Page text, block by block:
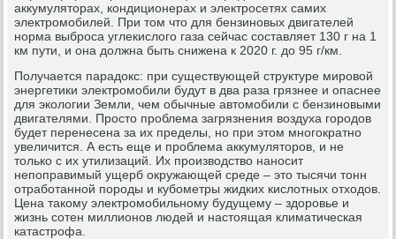
аккумуляторах, кондиционерах и электросетях самих
электромобилей. При том что для бензиновых двигателей
норма выброса углекислого газа сейчас составляет 130 г на 1
км пути, и она должна быть снижена к 2020 г. до 95 г/км.
Получается парадокс: при существующей структуре мировой
энергетики электромобили будут в два раза грязнее и опаснее
для экологии Земли, чем обычные автомобили с бензиновыми
двигателями. Просто проблема загрязнения воздуха городов
будет перенесена за их пределы, но при этом многократно
увеличится. А есть еще и проблема аккумуляторов, и не
только с их утилизаций. Их производство наносит
непоправимый ущерб окружающей среде – это тысячи тонн
отработанной породы и кубометры жидких кислотных отходов.
Цена такому электромобильному будущему – здоровье и
жизнь сотен миллионов людей и настоящая климатическая
катастрофа.